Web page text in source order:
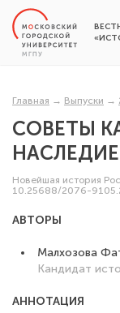
Главная → Выпуски →
СОВЕТЫ
Новейшая история
10.25688/2076-
АВТОРЫ
Малхозова
Кандидат
АННОТАЦИЯ